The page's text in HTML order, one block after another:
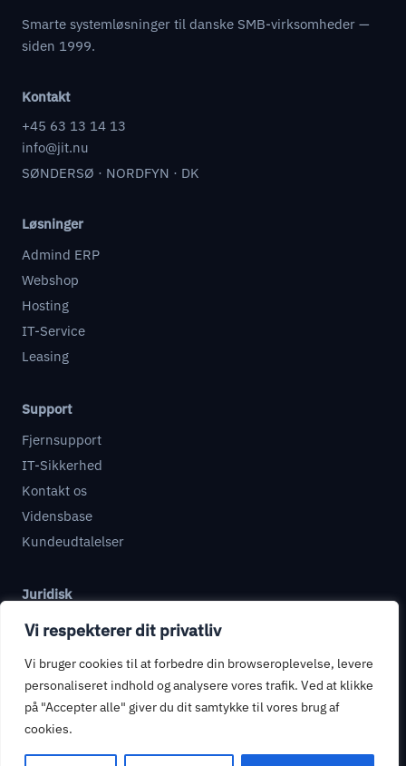
Vi respekterer dit privatliv
Vi bruger cookies til at forbedre din browseroplevelse, levere
personaliseret indhold og analysere vores trafik. Ved at klikke
på "Accepter alle" giver du dit samtykke til vores brug af
cookies.
Smarte systemløsninger til danske SMB-virksomheder —
siden 1999.
Kontakt
+45 63 13 14 13
info@jit.nu
SØNDERSØ · NORDFYN · DK
Løsninger
Admind ERP
Webshop
Hosting
IT-Service
Leasing
Support
Fjernsupport
IT-Sikkerhed
Kontakt os
Vidensbase
Kundeudtalelser
Juridisk
Databehandleraftale
Privatlivspolitik
Handelsbetingelser